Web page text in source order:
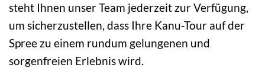
steht Ihnen unser Team jederzeit zur Verfügung,
um sicherzustellen, dass Ihre Kanu-Tour auf der
Spree zu einem rundum gelungenen und
sorgenfreien Erlebnis wird.